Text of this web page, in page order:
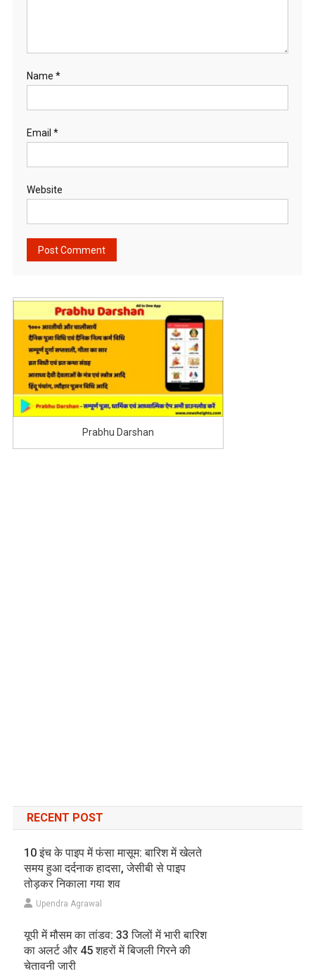
Name *
Email *
Website
Prabhu Darshan
RECENT POST
10 इंच के पाइप में फंसा मासूम: बारिश में खेलते
समय हुआ दर्दनाक हादसा, जेसीबी से पाइप
तोड़कर निकाला गया शव
Upendra Agrawal
यूपी में मौसम का तांडव: 33 जिलों में भारी बारिश
का अलर्ट और 45 शहरों में बिजली गिरने की
चेतावनी जारी